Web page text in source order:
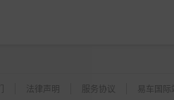
法律声明 服务协议 易车国际